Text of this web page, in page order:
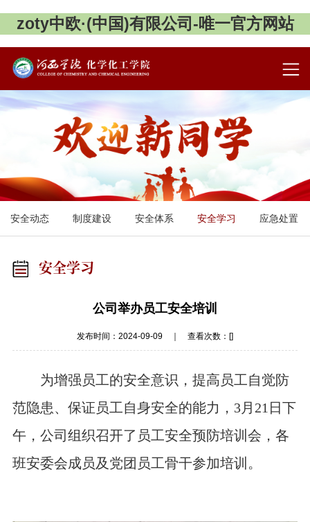
zoty中欧·(中国)有限公司-唯一官方网站
安全动态 制度建设 安全体系 安全学习 应急处置
安全学习
公司举办员工安全培训
发布时间：2024-09-09 ｜ 查看次数：[]
为增强员工的安全意识，提高员工自觉防
范隐患、保证员工自身安全的能力， 3月 21 日下
午，公司组织召开了员工安全预防培训会，各
班安委会成员及党团员工骨干参加培训。